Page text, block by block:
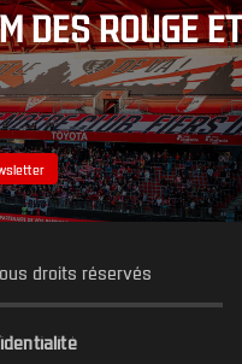
DES ROUGE ET
droits réservés